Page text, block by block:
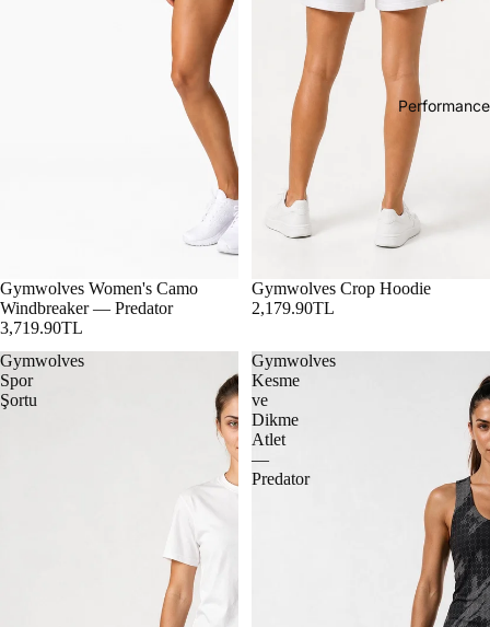
Performance
Gymwolves Women's Camo
Windbreaker — Predator
3,719.90TL
Gymwolves Crop Hoodie
2,179.90TL
Gymwolves
Spor
Şortu
Gymwolves
Kesme
ve
Dikme
Atlet
—
Predator